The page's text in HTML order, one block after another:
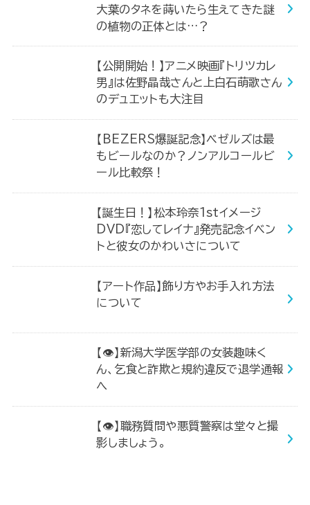
大葉のタネを蒔いたら生えてきた謎
の植物の正体とは…？
【公開開始！】アニメ映画『トリツカレ
男』は佐野晶哉さんと上白石萌歌さん
のデュエットも大注目
【BEZERS爆誕記念】ベゼルズは最
もビールなのか？ノンアルコールビ
ール比較祭！
【誕生日！】松本玲奈1stイメージ
DVD『恋してレイナ』発売記念イベン
トと彼女のかわいさについて
【アート作品】飾り方やお手入れ方法
について
【👁】新潟大学医学部の女装趣味く
ん、乞食と詐欺と規約違反で退学通報
へ
【👁】職務質問や悪質警察は堂々と撮
影しましょう。